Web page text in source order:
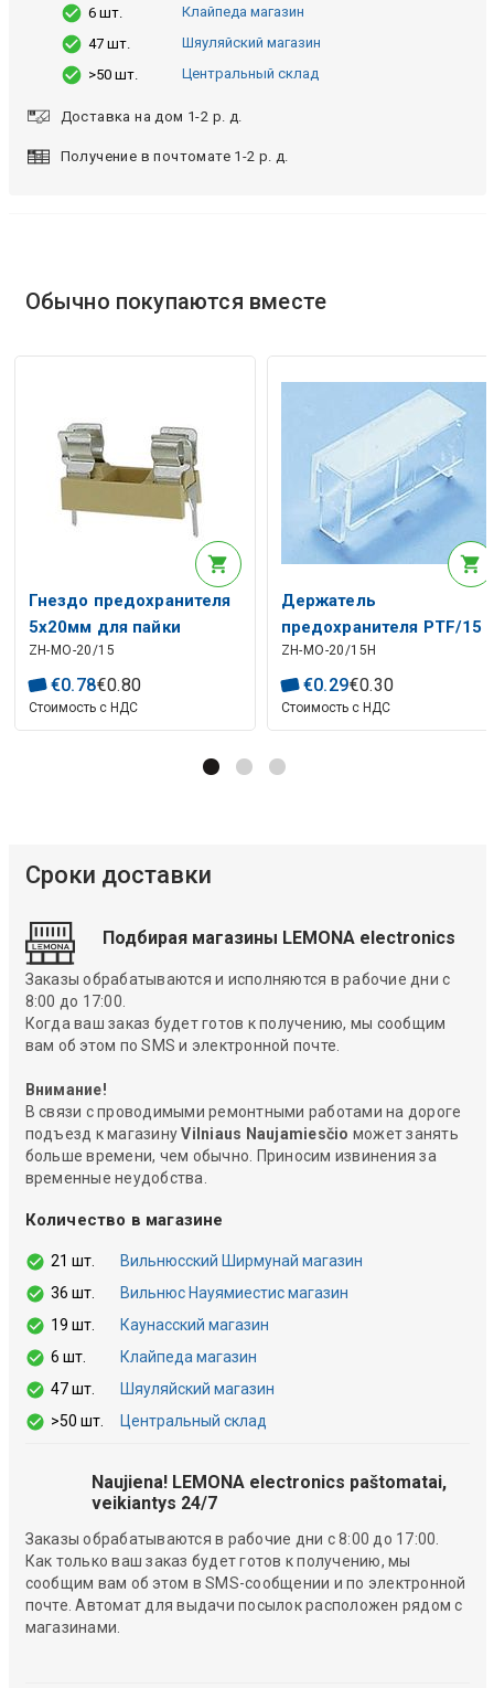
6 шт.
Клайпеда магазин
47 шт.
Шяуляйский магазин
>50 шт.
Центральный склад
Доставка на дом 1-2 р. д.
Получение в почтомате 1-2 р. д.
Обычно покупаются вместе
Гнездо предохранителя
5х20мм для пайки
22,3х9х13,5мм ПТФ/15
ZH-MO-20/15
€0.78€0.80
Стоимость с НДС
Держатель
предохранителя PTF/15
корпус
ZH-MO-20/15H
€0.29€0.30
Стоимость с НДС
Сроки доставки
Подбирая магазины LEMONA electronics
Заказы обрабатываются и исполняются в рабочие дни с
8:00 до 17:00.
Когда ваш заказ будет готов к получению, мы сообщим
вам об этом по SMS и электронной почте.
Внимание!
В связи с проводимыми ремонтными работами на дороге
подъезд к магазинуVilniaus Naujamiesčio может занять
больше времени, чем обычно. Приносим извинения за
временные неудобства.
Количество в магазине
21 шт.
Вильнюсский Ширмунай магазин
36 шт.
Вильнюс Науямиестис магазин
19 шт.
Каунасский магазин
6 шт.
Клайпеда магазин
47 шт.
Шяуляйский магазин
>50 шт.
Центральный склад
Naujiena! LEMONA electronics paštomatai,
veikiantys 24/7
Заказы обрабатываются в рабочие дни с 8:00 до 17:00.
Как только ваш заказ будет готов к получению, мы
сообщим вам об этом в SMS-сообщении и по электронной
почте. Автомат для выдачи посылок расположен рядом с
магазинами.